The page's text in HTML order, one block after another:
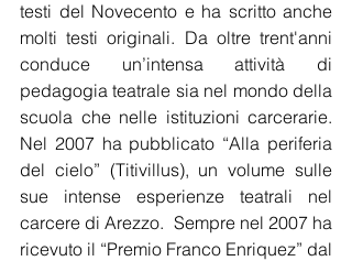
testi del Novecento e ha scritto anche
molti testi originali. Da oltre trent'anni
conduce un’intensa attività di
pedagogia teatrale sia nel mondo della
scuola che nelle istituzioni carcerarie.
Nel 2007 ha pubblicato “Alla periferia
del cielo” (Titivillus), un volume sulle
sue intense esperienze teatrali nel
carcere di Arezzo.  Sempre nel 2007 ha
ricevuto il “Premio Franco Enriquez” dal